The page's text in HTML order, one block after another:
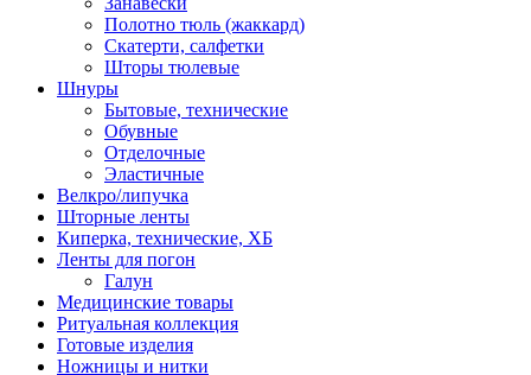
Полотно тюль (жаккард)
Скатерти, салфетки
Шторы тюлевые
Шнуры
Бытовые, технические
Обувные
Отделочные
Эластичные
Велкро/липучка
Шторные ленты
Киперка, технические, ХБ
Ленты для погон
Галун
Медицинские товары
Ритуальная коллекция
Готовые изделия
Ножницы и нитки